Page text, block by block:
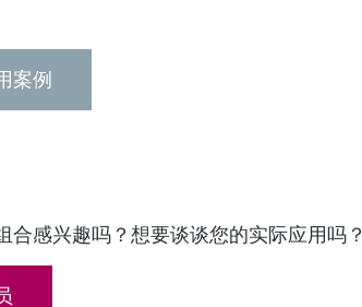
案例
合感兴趣吗？想要谈谈您的实际应用吗？